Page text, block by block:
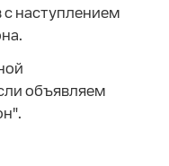
наступлением
объявляем